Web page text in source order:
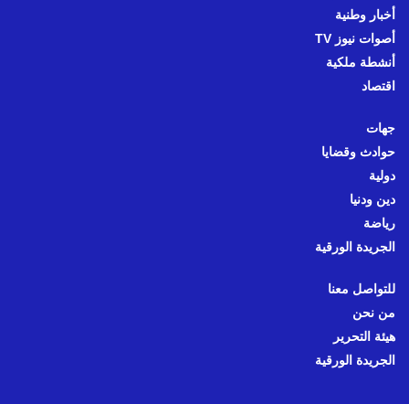
أخبار وطنية
أصوات نيوز TV
أنشطة ملكية
اقتصاد
جهات
حوادث وقضايا
دولية
دين ودنيا
رياضة
الجريدة الورقية
للتواصل معنا
من نحن
هيئة التحرير
الجريدة الورقية